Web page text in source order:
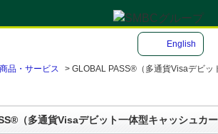
English
商品・サービス > GLOBAL PASS®（多通貨Visaデビッ
（多通貨Visaデビット一体型キャッシュカ